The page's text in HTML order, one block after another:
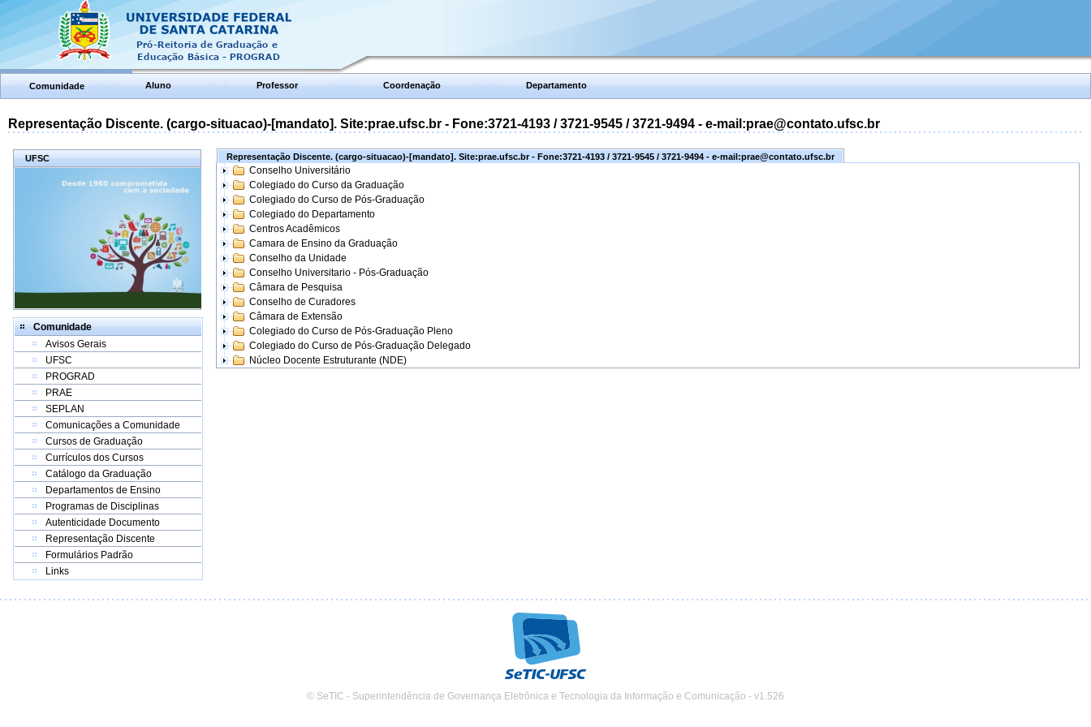
Comunidade Aluno Professor Coordenação Departamento
Representação Discente. (cargo-situacao)-[mandato]. Site:prae.ufsc.br - Fone:3721-4193 / 3721-9545 / 3721-9494 - e-mail:prae@contato.ufsc.br
UFSC
Comunidade
Avisos Gerais
UFSC
PROGRAD
PRAE
SEPLAN
Comunicações a Comunidade
Cursos de Graduação
Currículos dos Cursos
Catálogo da Graduação
Departamentos de Ensino
Programas de Disciplinas
Autenticidade Documento
Representação Discente
Formulários Padrão
Links
Representação Discente. (cargo-situacao)-[mandato]. Site:prae.ufsc.br - Fone:3721-4193 / 3721-9545 / 3721-9494 - e-mail:prae@contato.ufsc.br
Conselho Universitário
Colegiado do Curso da Graduação
Colegiado do Curso de Pós-Graduação
Colegiado do Departamento
Centros Acadêmicos
Camara de Ensino da Graduação
Conselho da Unidade
Conselho Universitario - Pós-Graduação
Câmara de Pesquisa
Conselho de Curadores
Câmara de Extensão
Colegiado do Curso de Pós-Graduação Pleno
Colegiado do Curso de Pós-Graduação Delegado
Núcleo Docente Estruturante (NDE)
© SeTIC - Superintendência de Governança Eletrônica e Tecnologia da Informação e Comunicação - v1.526